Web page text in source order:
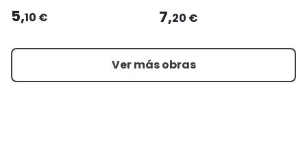
5,10 € 7,20 €
Ver más obras